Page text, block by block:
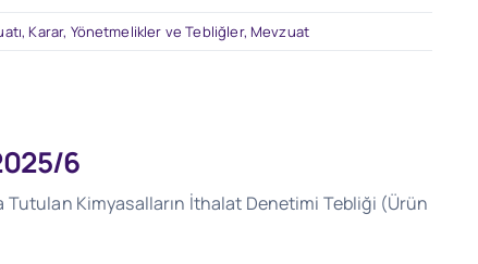
, Karar, Yönetmelikler ve Tebliğler, Mevzuat
6
Tutulan Kimyasalların İthalat Denetimi Tebliği (Ürün